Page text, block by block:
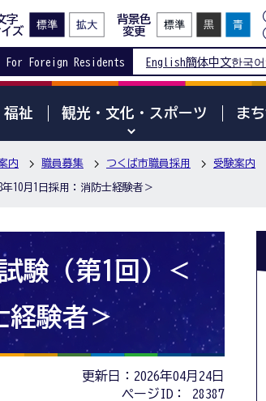
字
ズ
背景色
変更
For Foreign Residents English簡体中文한국어
福祉 観光・文化・スポーツ ま
内 職員募集 つくば市職員採用 受験案内
10月1日採用：消防士経験者＞
験（第1回）＜
経験者＞
更新日：2026年04月24日
ページID：
28387